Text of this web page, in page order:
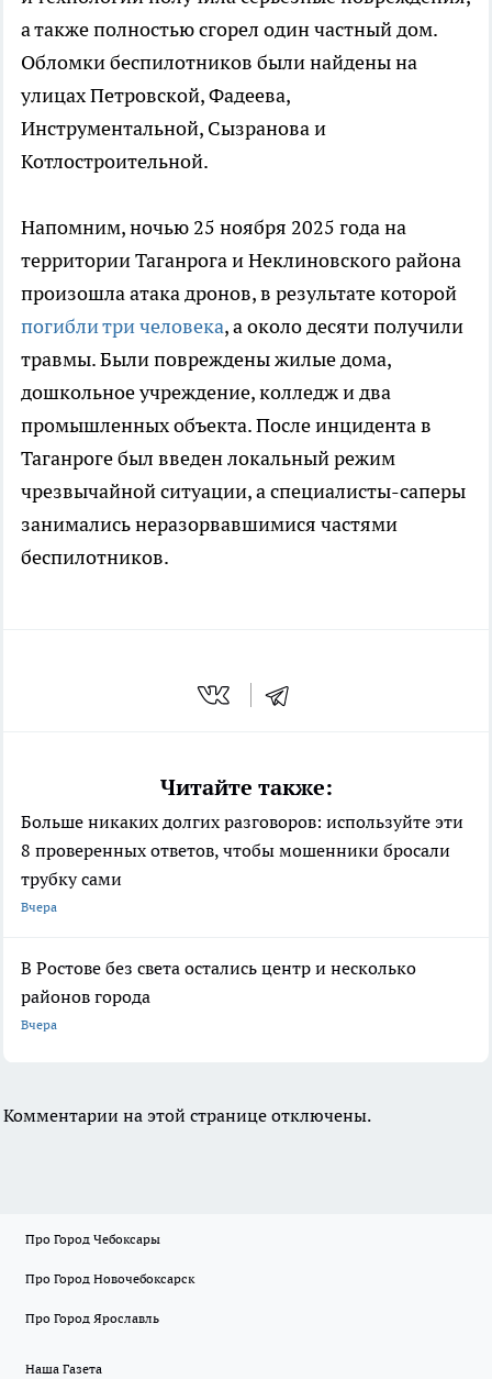
а также полностью сгорел один частный дом.
Обломки беспилотников были найдены на
улицах Петровской, Фадеева,
Инструментальной, Сызранова и
Котлостроительной.
Напомним, ночью 25 ноября 2025 года на
территории Таганрога и Неклиновского района
произошла атака дронов, в результате которой
погибли три человека, а около десяти получили
травмы. Были повреждены жилые дома,
дошкольное учреждение, колледж и два
промышленных объекта. После инцидента в
Таганроге был введен локальный режим
чрезвычайной ситуации, а специалисты-саперы
занимались неразорвавшимися частями
беспилотников.
Читайте также:
Больше никаких долгих разговоров: используйте эти
8 проверенных ответов, чтобы мошенники бросали
трубку сами
Вчера
В Ростове без света остались центр и несколько
районов города
Вчера
Комментарии на этой странице отключены.
Про Город Чебоксары
Про Город Новочебоксарск
Про Город Ярославль
Наша Газета